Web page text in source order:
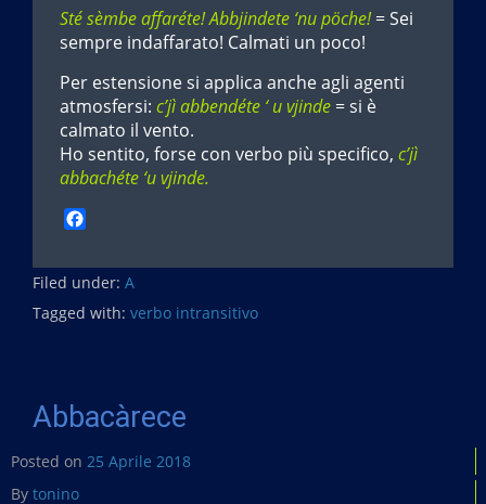
Sté sèmbe affaréte! Abbjindete ‘nu pöche!= Sei
sempre indaffarato! Calmati un poco!
Per estensione si applica anche agli agenti
atmosfersi: c’jì abbendéte ‘ u vjinde = si è
calmato il vento.
Ho sentito, forse con verbo più specifico, c’jì
abbachéte ‘u vjinde.
c
e
b
Filed under: A
Tagged with: verbo intransitivo
Abbacàrece
Posted on 25 Aprile 2018
By tonino